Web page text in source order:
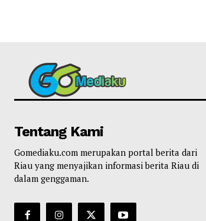
Tentang Kami
Gomediaku.com merupakan portal berita dari
Riau yang menyajikan informasi berita Riau di
dalam genggaman.